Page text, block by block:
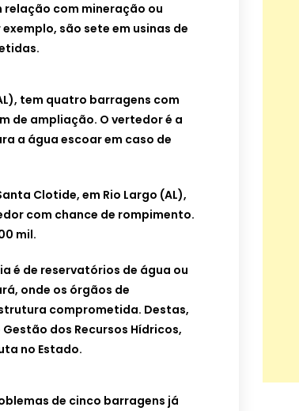
relação com mineração ou
são sete em usinas de
tem quatro barragens com
de ampliação. O vertedor é a
a água escoar em caso de
Clotide, em Rio Largo (AL),
com chance de rompimento.
mil.
é de reservatórios de água ou
onde os órgãos de
comprometida. Destas,
dos Recursos Hídricos,
no Estado.
de cinco barragens já